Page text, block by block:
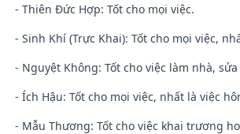
- Thiên Đức Hợp: Tốt cho mọi việc.
- Sinh Khí (Trực Khai): Tốt cho mọi việc,
- Nguyệt Không: Tốt cho việc làm nhà,
- Ích Hậu: Tốt cho mọi việc, nhất là việc
- Mẫu Thương: Tốt cho việc khai trương